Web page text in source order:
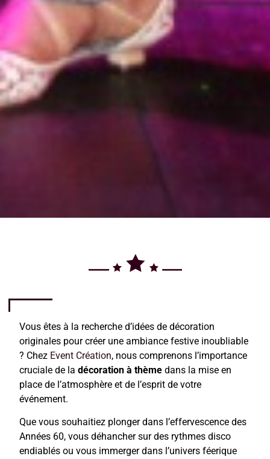
Vous êtes à la recherche d’idées de décoration
originales pour créer une ambiance festive inoubliable
? Chez Event Création, nous comprenons l’importance
cruciale de la décoration à thème dans la mise en
place de l’atmosphère et de l’esprit de votre
événement.
Que vous souhaitiez plonger dans l’effervescence des
Années 60, vous déhancher sur des rythmes disco
endiablés ou vous immerger dans l’univers féerique